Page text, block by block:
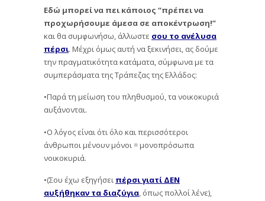
Εδώ μπορεί να πει κάποιος “πρέπει να
προχωρήσουμε άμεσα σε αποκέντρωση!”
και θα συμφωνήσω, άλλωστε σου το ανέλυσα
πέρσι. Μέχρι όμως αυτή να ξεκινήσει, ας δούμε
την πραγματικότητα κατάματα, σύμφωνα με τα
συμπεράσματα της Τράπεζας της Ελλάδος:
•Παρά τη μείωση του πληθυσμού, τα νοικοκυριά
αυξάνονται.
•Ο λόγος είναι ότι όλο και περισσότεροι
άνθρωποι μένουν μόνοι = μονοπρόσωπα
νοικοκυριά.
•(Σου έχω εξηγήσει πέρσι γιατί ΔΕΝ
αυξήθηκαν τα διαζύγια , όπως πολλοί λένε),